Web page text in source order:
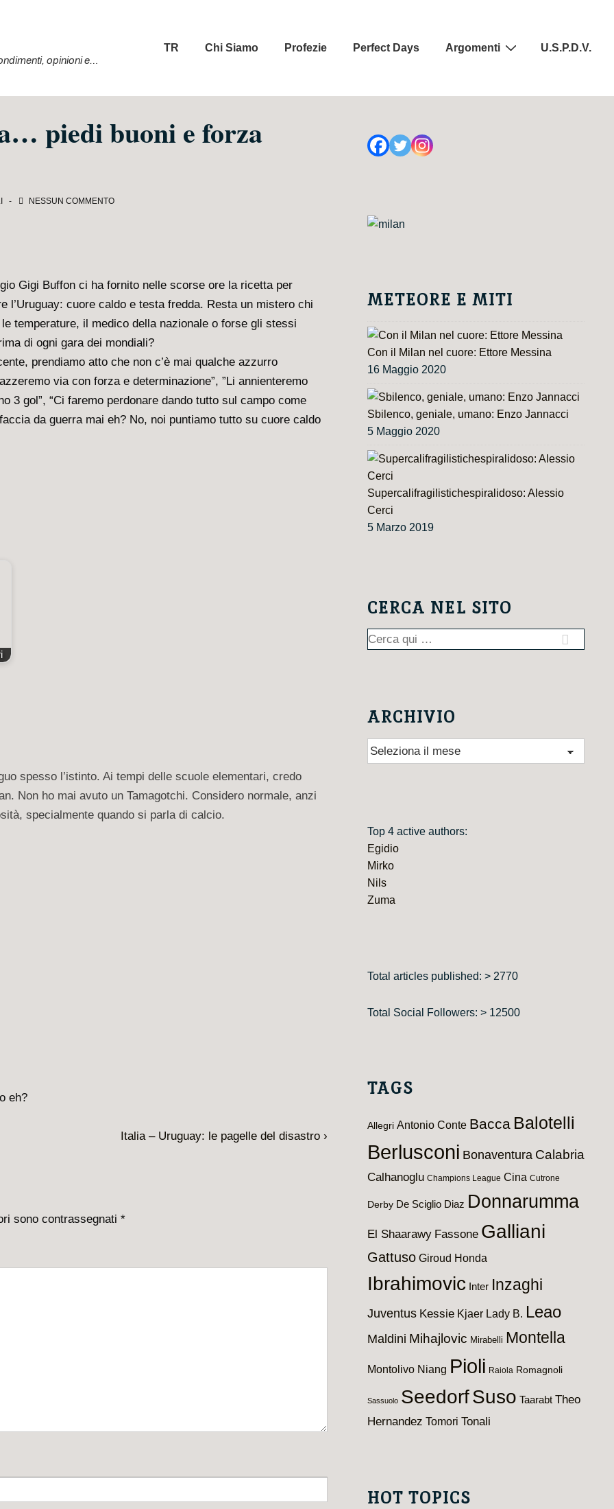
opinioni e…
Menu
TR Chi Siamo Profezie Perfect Days Argomenti U.S.P.D.V.
piedi buoni e forza
NESSUN COMMENTO
Gigi Buffon ci ha fornito nelle scorse ore la ricetta per
l’Uruguay: cuore caldo e testa fredda. Resta un mistero chi
temperature, il medico della nazionale o forse gli stessi
di ogni gara dei mondiali?
prendiamo atto che non c’è mai qualche azzurro
via con forza e determinazione”, ”Li annienteremo
3 gol”, “Ci faremo perdonare dando tutto sul campo come
da guerra mai eh? No, noi puntiamo tutto su cuore caldo
spesso l’istinto. Ai tempi delle scuole elementari, credo
Non ho mai avuto un Tamagotchi. Considero normale, anzi
specialmente quando si parla di calcio.
Il
Italia – Uruguay: le pagelle del disastro ›
sono contrassegnati *
METEORE E MITI
Con il Milan nel cuore: Ettore Messina
16 Maggio 2020
Sbilenco, geniale, umano: Enzo Jannacci
5 Maggio 2020
Supercalifragilistichespiralidoso: Alessio
Cerci
5 Marzo 2019
CERCA NEL SITO
Cerca:
ARCHIVIO
Archivio
Top 4 active authors:
Egidio
Mirko
Nils
Zuma
Total articles published: > 2770
Total Social Followers: > 12500
TAGS
Allegri Antonio Conte Bacca Balotelli
Berlusconi Bonaventura Calabria
Calhanoglu Champions League Cina Cutrone
Derby De Sciglio Diaz Donnarumma
El Shaarawy Fassone Galliani
Gattuso Giroud Honda
Ibrahimovic Inter Inzaghi
Juventus Kessie Kjaer Lady B. Leao
Maldini Mihajlovic Mirabelli Montella
Montolivo Niang Pioli Raiola Romagnoli
Sassuolo SeedorfSuso Taarabt Theo
Hernandez Tomori Tonali
HOT TOPICS